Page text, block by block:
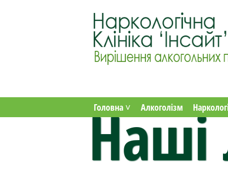
Головна ˅ Алкоголізм
Наші